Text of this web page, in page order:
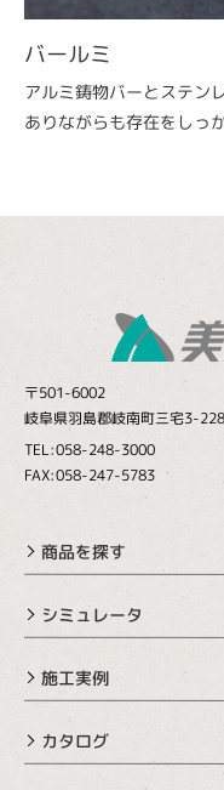
バールミ
アルミ鋳物バーとステン
ありながらも存在をしっ
〒501-6002
岐阜県羽島郡岐南町三宅3-228
TEL:058-248-3000
FAX:058-247-5783
商品を探す
シミュレータ
施工実例
カタログ